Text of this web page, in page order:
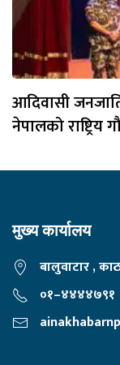
आदिवासी
नेपालको राष्ट्रिय
मुख्य कार्यालय
बालुवाटार ,
०१–४४४४७९१